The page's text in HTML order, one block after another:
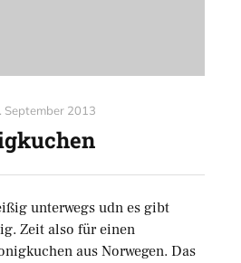
September 2013
unterwegs udn es gibt
Zeit also für einen
aus Norwegen. Das